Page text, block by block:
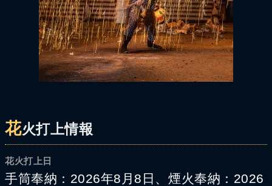
花火打上情報
花火打上日
手筒奉納：2026年8月8日、煙火奉納：2026